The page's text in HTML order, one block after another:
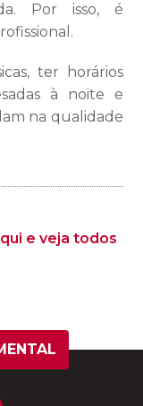
Por isso, é
ter horários
à noite e
na qualidade
e veja todos